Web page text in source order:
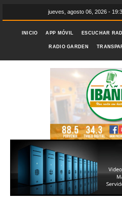
jueves, agosto 06, 2026 -
INICIO APP MÓVIL ESCUCHAR
RADIO GARDEN